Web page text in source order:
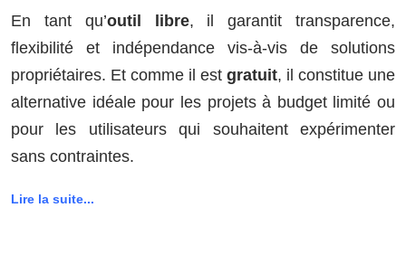
En tant qu’outil libre, il garantit transparence,
flexibilité et indépendance vis-à-vis de solutions
propriétaires. Et comme il est gratuit, il constitue une
alternative idéale pour les projets à budget limité ou
pour les utilisateurs qui souhaitent expérimenter
sans contraintes.
Lire la suite...